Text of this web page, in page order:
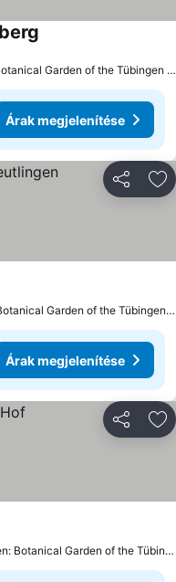
14.1 km-re innen: Botanical Garden of the Tübingen University
Árak megjelenítése
13.7 km-re innen: Botanical Garden of the Tübingen University
Árak megjelenítése
13.2 km-re innen: Botanical Garden of the Tübingen University